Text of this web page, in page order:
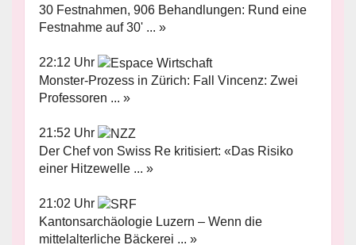
30 Festnahmen, 906 Behandlungen: Rund eine
Festnahme auf 30' ... »
22:12 Uhr
Monster-Prozess in Zürich: Fall Vincenz: Zwei
Professoren ... »
21:52 Uhr
Der Chef von Swiss Re kritisiert: «Das Risiko
einer Hitzewelle ... »
21:02 Uhr
Kantonsarchäologie Luzern – Wenn die
mittelalterliche Bäckerei ... »